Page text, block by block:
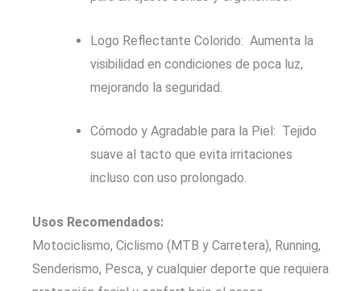
Logo Reflectante Colorido: Aumenta la
visibilidad en condiciones de poca luz,
mejorando la seguridad.
Cómodo y Agradable para la Piel: Tejido
suave al tacto que evita irritaciones
incluso con uso prolongado.
Usos Recomendados:
Motociclismo, Ciclismo (MTB y Carretera), Running,
Senderismo, Pesca, y cualquier deporte que requiera